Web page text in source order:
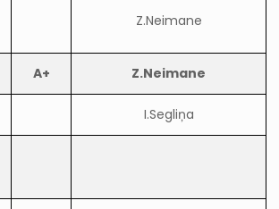
Z.Neimane
A+ Z.Neimane
I.Segliņa